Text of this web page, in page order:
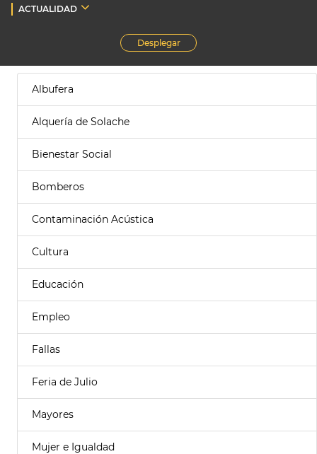
ACTUALIDAD
Desplegar
Albufera
Alquería de Solache
Bienestar Social
Bomberos
Contaminación Acústica
Cultura
Educación
Empleo
Fallas
Feria de Julio
Mayores
Mujer e Igualdad